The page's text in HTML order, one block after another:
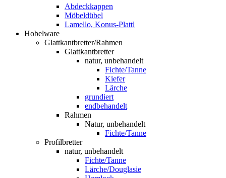
Abdeckkappen
Möbeldübel
Lamello, Konus-Plattl
Hobelware
Glattkantbretter/Rahmen
Glattkantbretter
natur, unbehandelt
Fichte/Tanne
Kiefer
Lärche
grundiert
endbehandelt
Rahmen
Natur, unbehandelt
Fichte/Tanne
Profilbretter
natur, unbehandelt
Fichte/Tanne
Lärche/Douglasie